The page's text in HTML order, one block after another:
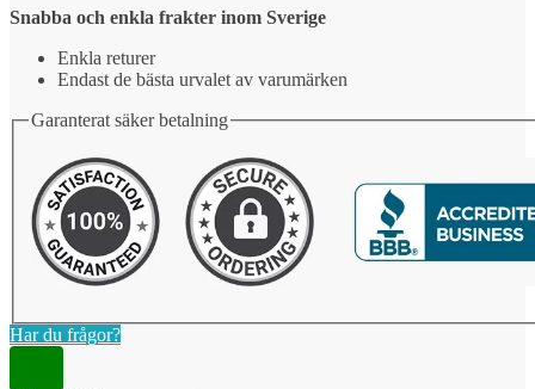
Snabba och enkla frakter inom Sverige
Enkla returer
Endast de bästa urvalet av varumärken
Garanterat säker betalning
Har du frågor?